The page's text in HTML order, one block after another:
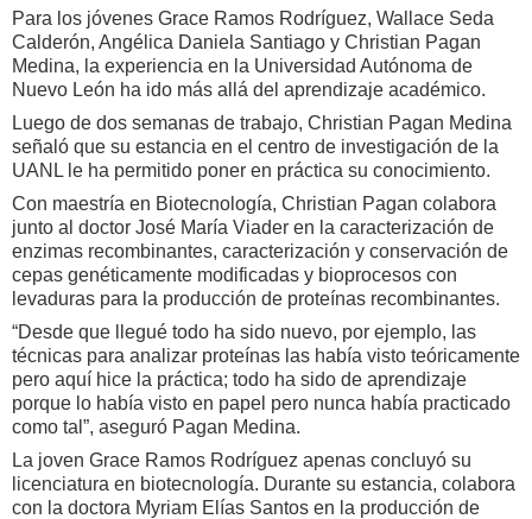
Para los jóvenes Grace Ramos Rodríguez, Wallace Seda
Calderón, Angélica Daniela Santiago y Christian Pagan
Medina, la experiencia en la Universidad Autónoma de
Nuevo León ha ido más allá del aprendizaje académico.
Luego de dos semanas de trabajo, Christian Pagan Medina
señaló que su estancia en el centro de investigación de la
UANL le ha permitido poner en práctica su conocimiento.
Con maestría en Biotecnología, Christian Pagan colabora
junto al doctor José María Viader en la caracterización de
enzimas recombinantes, caracterización y conservación de
cepas genéticamente modificadas y bioprocesos con
levaduras para la producción de proteínas recombinantes.
“Desde que llegué todo ha sido nuevo, por ejemplo, las
técnicas para analizar proteínas las había visto teóricamente
pero aquí hice la práctica; todo ha sido de aprendizaje
porque lo había visto en papel pero nunca había practicado
como tal”, aseguró Pagan Medina.
La joven Grace Ramos Rodríguez apenas concluyó su
licenciatura en biotecnología. Durante su estancia, colabora
con la doctora Myriam Elías Santos en la producción de